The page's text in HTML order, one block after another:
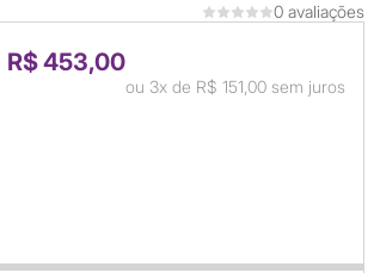
0 avaliações
R$ 453,00
ou 3x de R$ 151,00sem juros